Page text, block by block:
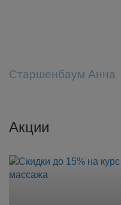
Старшенбаум Анна
Акции